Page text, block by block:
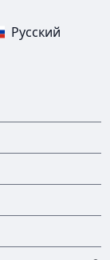
Русский